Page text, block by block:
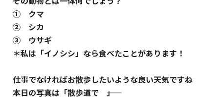
① クマ
② シカ
③ ウサギ
＊私は「イノシシ」なら食べたことがあります！
仕事でなければお散歩したいような良い天気ですね
本日の写真は「散歩道で ――」